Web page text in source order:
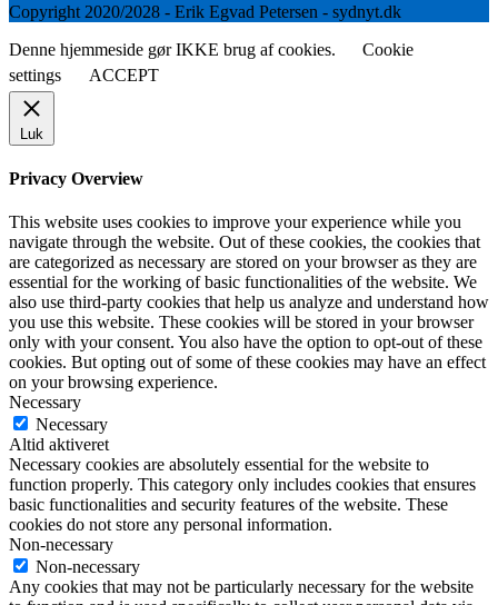
Copyright 2020/2028 - Erik Egvad Petersen - sydnyt.dk
Denne hjemmeside gør IKKE brug af cookies.
Cookie
settings
ACCEPT
Luk
Privacy Overview
This website uses cookies to improve your experience while you
navigate through the website. Out of these cookies, the cookies that
are categorized as necessary are stored on your browser as they are
essential for the working of basic functionalities of the website. We
also use third-party cookies that help us analyze and understand how
you use this website. These cookies will be stored in your browser
only with your consent. You also have the option to opt-out of these
cookies. But opting out of some of these cookies may have an effect
on your browsing experience.
Necessary
Necessary
Altid aktiveret
Necessary cookies are absolutely essential for the website to
function properly. This category only includes cookies that ensures
basic functionalities and security features of the website. These
cookies do not store any personal information.
Non-necessary
Non-necessary
Any cookies that may not be particularly necessary for the website